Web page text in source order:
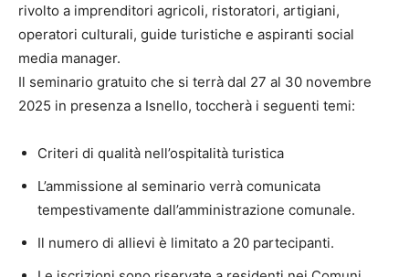
rivolto a imprenditori agricoli, ristoratori, artigiani,
operatori culturali, guide turistiche e aspiranti social
media manager.
Il seminario gratuito che si terrà dal 27 al 30 novembre
2025 in presenza a Isnello, toccherà i seguenti temi:
Criteri di qualità nell’ospitalità turistica
L’ammissione al seminario verrà comunicata
tempestivamente dall’amministrazione comunale.
Il numero di allievi è limitato a 20 partecipanti.